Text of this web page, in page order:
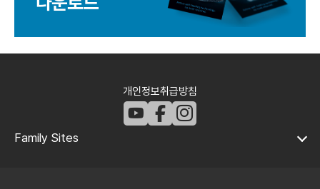
개인정보취급방침
Family Sites